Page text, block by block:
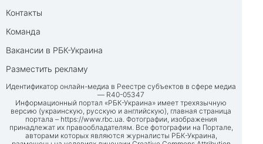
Контакты
Команда
Вакансии в РБК-Украина
Разместить рекламу
Идентификатор онлайн-медиа в Реестре субъектов в сфере медиа
— R40-05347
Информационный портал «РБК-Украина» имеет трехязычную
версию (украинскую, русскую и английскую), главная страница
портала – https://www.rbc.ua. Фотографии, изображения
принадлежат их правообладателям. Все фотографии на Портале,
авторами которых являются журналисты РБК-Украина,